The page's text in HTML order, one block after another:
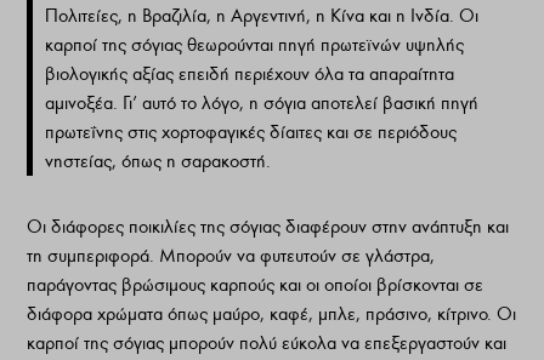
Πολιτείες, η Βραζιλία, η Αργεντινή, η Κίνα και η Ινδία. Οι
καρποί της σόγιας θεωρούνται πηγή πρωτεϊνών υψηλής
βιολογικής αξίας επειδή περιέχουν όλα τα απαραίτητα
αμινοξέα. Γι’ αυτό το λόγο, η σόγια αποτελεί βασική πηγή
πρωτεΐνης στις χορτοφαγικές δίαιτες και σε περιόδους
νηστείας, όπως η σαρακοστή.
Οι διάφορες ποικιλίες της σόγιας διαφέρουν στην ανάπτυξη και
τη συμπεριφορά. Μπορούν να φυτευτούν σε γλάστρα,
παράγοντας βρώσιμους καρπούς και οι οποίοι βρίσκονται σε
διάφορα χρώματα όπως μαύρο, καφέ, μπλε, πράσινο, κίτρινο. Οι
καρποί της σόγιας μπορούν πολύ εύκολα να επεξεργαστούν και